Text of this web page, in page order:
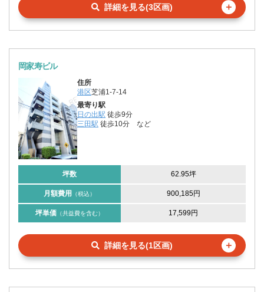
詳細を見る(3区画) ＋
岡家寿ビル
住所
港区芝浦1-7-14
最寄り駅
日の出駅 徒歩9分
三田駅 徒歩10分 など
坪数 62.95坪
月額費用 （税込） 900,185円
坪単価 （共益費を含む） 17,599円
詳細を見る(1区画) ＋